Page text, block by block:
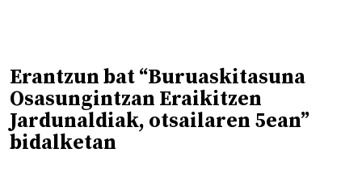
Erantzun bat “Buruaskitasuna
Osasungintzan Eraikitzen
Jardunaldiak, otsailaren 5ean”
bidalketan